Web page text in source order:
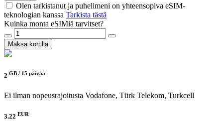
Olen tarkistanut ja puhelimeni on yhteensopiva eSIM-
teknologian kanssa Tarkista tästä
Kuinka monta eSIMiä tarvitset?
Maksa kortilla
2 GB / 15 päivää
Ei ilman nopeusrajoitusta Vodafone, Türk Telekom, Turkcell
3.22 EUR